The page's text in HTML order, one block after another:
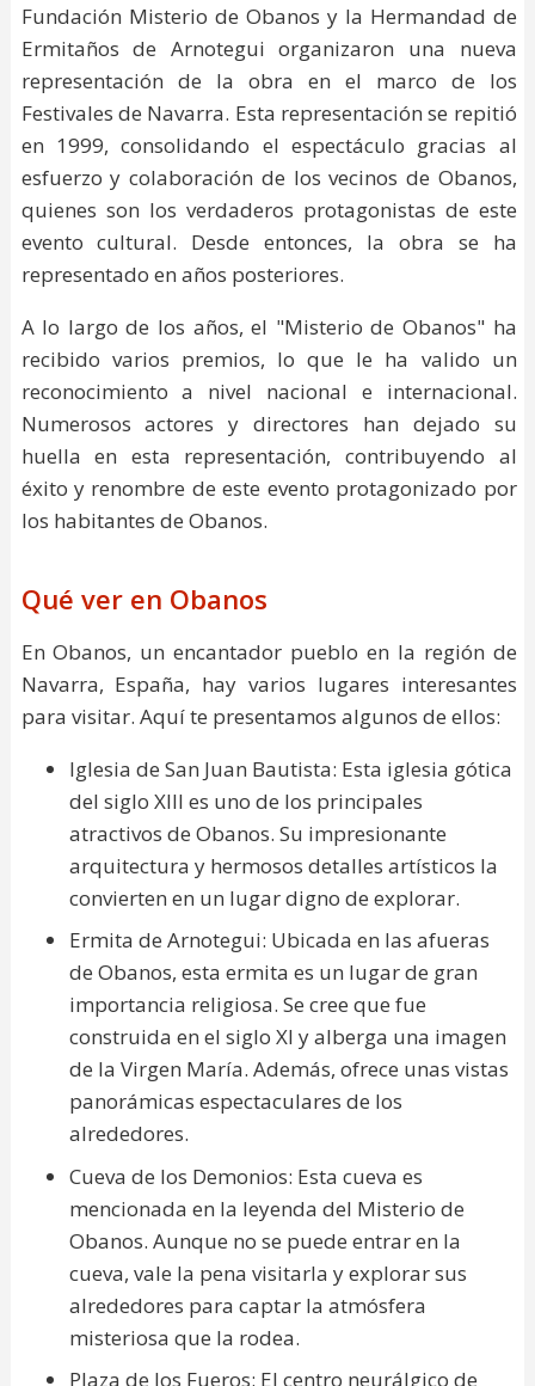
Fundación Misterio de Obanos y la Hermandad de
Ermitaños de Arnotegui organizaron una nueva
representación de la obra en el marco de los
Festivales de Navarra. Esta representación se repitió
en 1999, consolidando el espectáculo gracias al
esfuerzo y colaboración de los vecinos de Obanos,
quienes son los verdaderos protagonistas de este
evento cultural. Desde entonces, la obra se ha
representado en años posteriores.
A lo largo de los años, el "Misterio de Obanos" ha
recibido varios premios, lo que le ha valido un
reconocimiento a nivel nacional e internacional.
Numerosos actores y directores han dejado su
huella en esta representación, contribuyendo al
éxito y renombre de este evento protagonizado por
los habitantes de Obanos.
Qué ver en Obanos
En Obanos, un encantador pueblo en la región de
Navarra, España, hay varios lugares interesantes
para visitar. Aquí te presentamos algunos de ellos:
Iglesia de San Juan Bautista: Esta iglesia gótica
del siglo XIII es uno de los principales
atractivos de Obanos. Su impresionante
arquitectura y hermosos detalles artísticos la
convierten en un lugar digno de explorar.
Ermita de Arnotegui: Ubicada en las afueras
de Obanos, esta ermita es un lugar de gran
importancia religiosa. Se cree que fue
construida en el siglo XI y alberga una imagen
de la Virgen María. Además, ofrece unas vistas
panorámicas espectaculares de los
alrededores.
Cueva de los Demonios: Esta cueva es
mencionada en la leyenda del Misterio de
Obanos. Aunque no se puede entrar en la
cueva, vale la pena visitarla y explorar sus
alrededores para captar la atmósfera
misteriosa que la rodea.
Plaza de los Fueros: El centro neurálgico de